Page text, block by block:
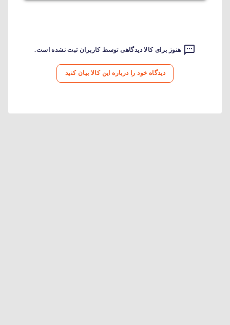
هنوز برای کالا دیدگاهی توسط کاربران ثبت نشده است.
دیدگاه خود را درباره این کالا بیان کنید